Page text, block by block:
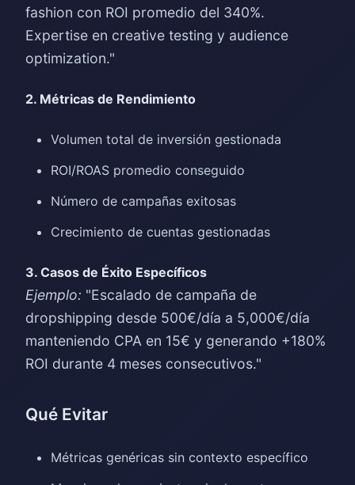
fashion con ROI promedio del 340%.
Expertise en creative testing y audience
optimization."
2. Métricas de Rendimiento
Volumen total de inversión gestionada
ROI/ROAS promedio conseguido
Número de campañas exitosas
Crecimiento de cuentas gestionadas
3. Casos de Éxito Específicos
Ejemplo: "Escalado de campaña de
dropshipping desde 500€/día a 5,000€/día
manteniendo CPA en 15€ y generando +180%
ROI durante 4 meses consecutivos."
Qué Evitar
Métricas genéricas sin contexto específico